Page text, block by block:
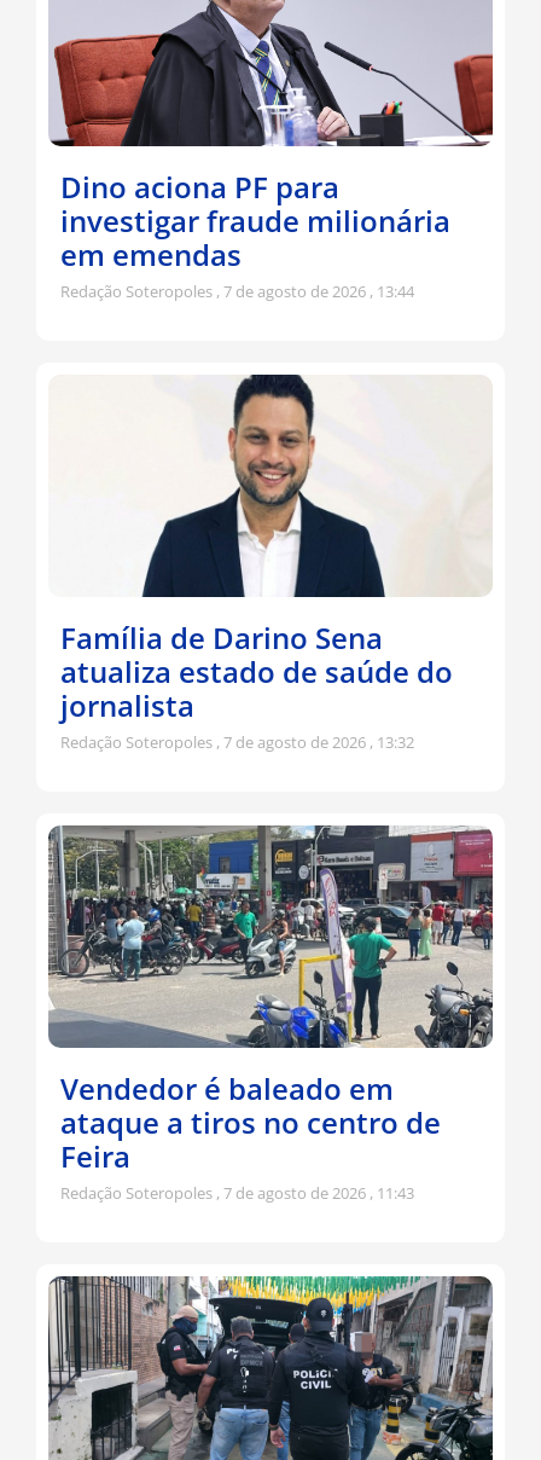
Dino aciona PF para
investigar fraude milionária
em emendas
Redação Soteropoles 7 de agosto de 2026 13:44
Família de Darino Sena
atualiza estado de saúde do
jornalista
Redação Soteropoles 7 de agosto de 2026 13:32
Vendedor é baleado em
ataque a tiros no centro de
Feira
Redação Soteropoles 7 de agosto de 2026 11:43